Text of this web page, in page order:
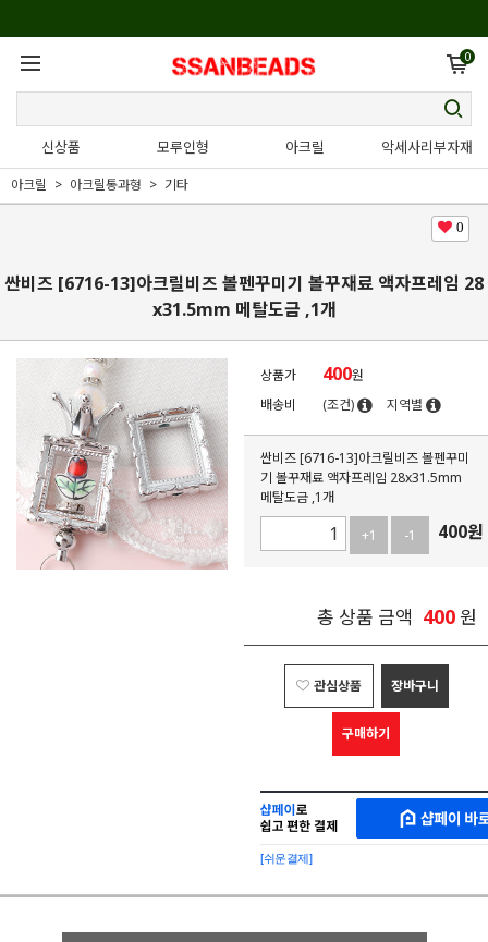
0
신상품 모루인형 아크릴 악세사리부자재
아크릴 아크릴통과형 기타
0
싼비즈 [6716-13]아크릴비즈 볼펜꾸미기 볼꾸재료 액자프레임 28
x31.5mm 메탈도금 ,1개
상품가 400원
배송비
(조건) 지역별
싼비즈 [6716-13]아크릴비즈 볼펜꾸미
기 볼꾸재료 액자프레임 28x31.5mm
메탈도금 ,1개
+1 -1 400원
총 상품 금액 400원
관심상품 장바구니
구매하기
MAKESHOP
SHOPPAY
로
간
구
샵
페
이
구
[쉬운결제]